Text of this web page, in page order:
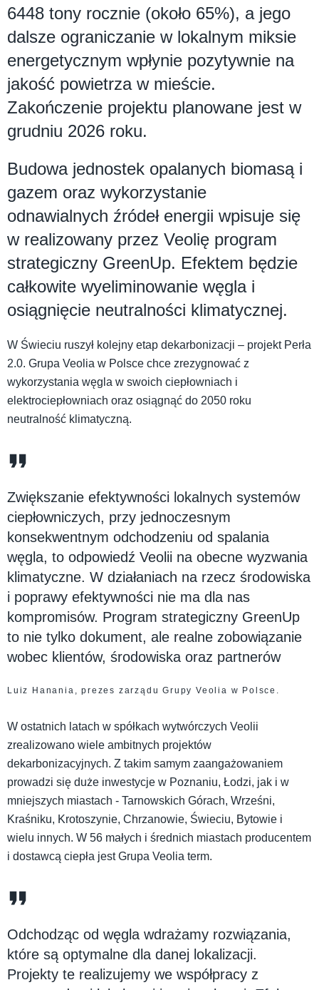
6448 tony rocznie (około 65%), a jego
dalsze ograniczanie w lokalnym miksie
energetycznym wpłynie pozytywnie na
jakość powietrza w mieście.
Zakończenie projektu planowane jest w
grudniu 2026 roku.
Budowa jednostek opalanych biomasą i
gazem oraz wykorzystanie
odnawialnych źródeł energii wpisuje się
w realizowany przez Veolię program
strategiczny GreenUp. Efektem będzie
całkowite wyeliminowanie węgla i
osiągnięcie neutralności klimatycznej.
W Świeciu ruszył kolejny etap dekarbonizacji – projekt Perła
2.0. Grupa Veolia w Polsce chce zrezygnować z
wykorzystania węgla w swoich ciepłowniach i
elektrociepłowniach oraz osiągnąć do 2050 roku
neutralność klimatyczną.
Zwiększanie efektywności lokalnych systemów
ciepłowniczych, przy jednoczesnym
konsekwentnym odchodzeniu od spalania
węgla, to odpowiedź Veolii na obecne wyzwania
klimatyczne. W działaniach na rzecz środowiska
i poprawy efektywności nie ma dla nas
kompromisów. Program strategiczny GreenUp
to nie tylko dokument, ale realne zobowiązanie
wobec klientów, środowiska oraz partnerów
Luiz Hanania, prezes zarządu Grupy Veolia w Polsce.
W ostatnich latach w spółkach wytwórczych Veolii
zrealizowano wiele ambitnych projektów
dekarbonizacyjnych. Z takim samym zaangażowaniem
prowadzi się duże inwestycje w Poznaniu, Łodzi, jak i w
mniejszych miastach - Tarnowskich Górach, Wrześni,
Kraśniku, Krotoszynie, Chrzanowie, Świeciu, Bytowie i
wielu innych. W 56 małych i średnich miastach producentem
i dostawcą ciepła jest Grupa Veolia term.
Odchodząc od węgla wdrażamy rozwiązania,
które są optymalne dla danej lokalizacji.
Projekty te realizujemy we współpracy z